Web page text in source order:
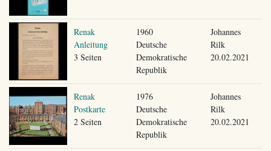
Renak
Anleitung
3 Seiten
1960
Deutsche
Demokratische
Republik
Johannes
Rilk
20.02.2021
Renak
Postkarte
2 Seiten
1976
Deutsche
Demokratische
Republik
Johannes
Rilk
20.02.2021